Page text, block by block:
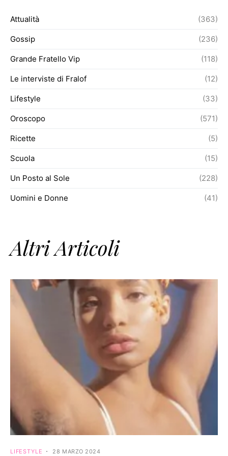
Attualità (363)
Gossip (236)
Grande Fratello Vip (118)
Le interviste di Fralof (12)
Lifestyle (33)
Oroscopo (571)
Ricette (5)
Scuola (15)
Un Posto al Sole (228)
Uomini e Donne (41)
Altri Articoli
LIFESTYLE 28 MARZO 2024